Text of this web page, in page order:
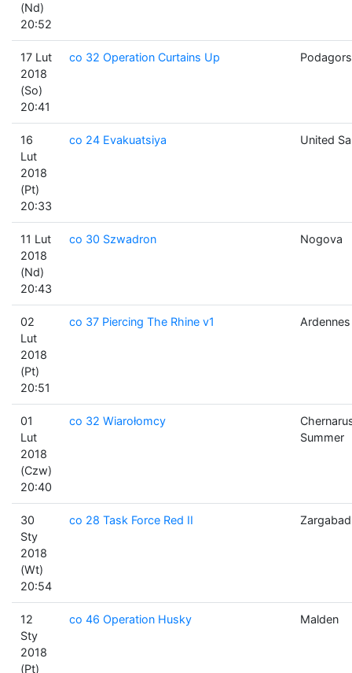
(Nd)
20:52
17 Lut
2018
(So)
20:41
co 32 Operation Curtains Up
16
Lut
2018
(Pt)
20:33
co 24 Evakuatsiya United
11 Lut
2018
(Nd)
20:43
co 30 Szwadron Nogova
02
Lut
2018
(Pt)
20:51
co 37 Piercing The Rhine v1
01
Lut
2018
(Czw)
20:40
co 32 Wiarołomcy
Summer
30
Sty
2018
(Wt)
20:54
co 28 Task Force Red II Zargabad
12
Sty
2018
(Pt)
co 46 Operation Husky Malden